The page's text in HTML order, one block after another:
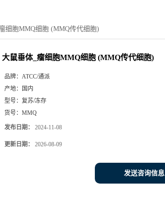
细胞MMQ细胞 (MMQ传代细胞)
大鼠垂体_瘤细胞MMQ细胞 (MMQ传代细胞)
品牌： ATCC/通派
产地：
国内
型号： 复苏/冻存
货号： MMQ
发布日期： 2024-11-08
更新日期： 2026-08-09
发送咨询信息